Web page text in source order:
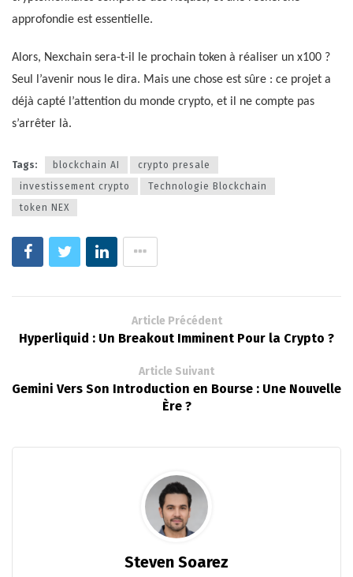
approfondie est essentielle.
Alors, Nexchain sera-t-il le prochain token à réaliser un x100 ?
Seul l’avenir nous le dira. Mais une chose est sûre : ce projet a
déjà capté l’attention du monde crypto, et il ne compte pas
s’arrêter là.
Tags: blockchain AI
crypto presale
investissement crypto
Technologie Blockchain
token NEX
Article Précédent
Hyperliquid : Un Breakout Imminent Pour la Crypto ?
Article Suivant
Gemini Vers Son Introduction en Bourse : Une Nouvelle
Ère ?
Steven Soarez